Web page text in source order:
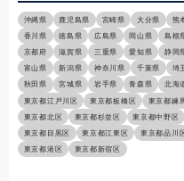
沖縄県 鹿児島県 宮崎県 大分県 熊
香川県
徳島県 広島県 岡山県 島根
京都府
滋賀県 三重県 愛知県 静岡
富山県
新潟県 神奈川県 千葉県 埼
秋田県
宮城県 岩手県 青森県 北海
東京都江戸川区
東京都板橋区 東京都練
東京都北区
東京都杉並区 東京都中野区
東京都目黒区
東京都江東区 東京都品川
東京都港区
東京都新宿区